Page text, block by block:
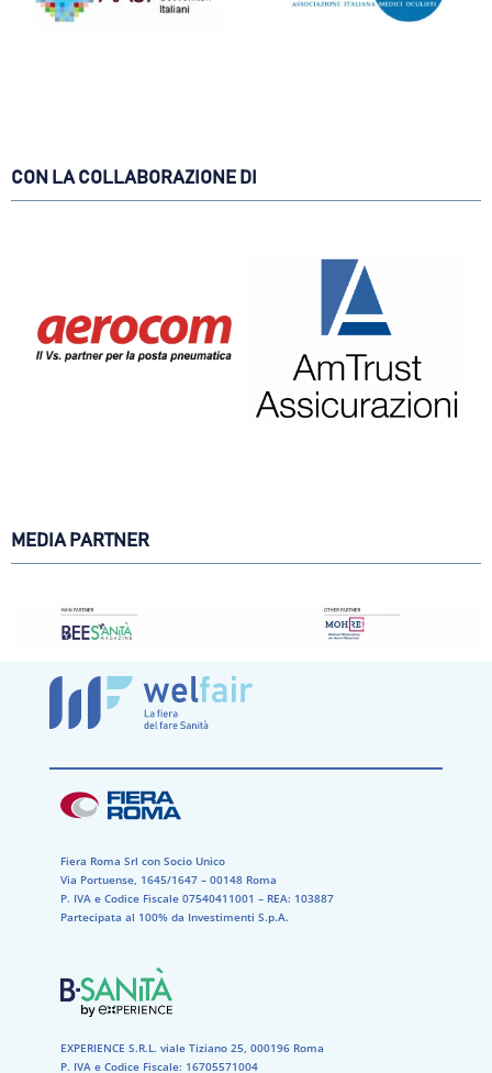
CON LA COLLABORAZIONE DI
MEDIA PARTNER
Fiera Roma Srl con Socio Unico
Via Portuense, 1645/1647 – 00148 Roma
P. IVA e Codice Fiscale 07540411001​ – REA: 103887​
Partecipata al 100% da Investimenti S.p.A.
EXPERIENCE S.R.L. viale Tiziano 25, 000196 Roma
P. IVA e Codice Fiscale: 16705571004